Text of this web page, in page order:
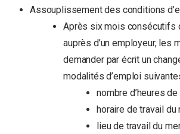
Assouplissement des conditions
Après six mois consécutifs
auprès d’un employeur, les
demander par écrit un
modalités d’emploi
nombre d’heures
horaire de travail du
lieu de travail du